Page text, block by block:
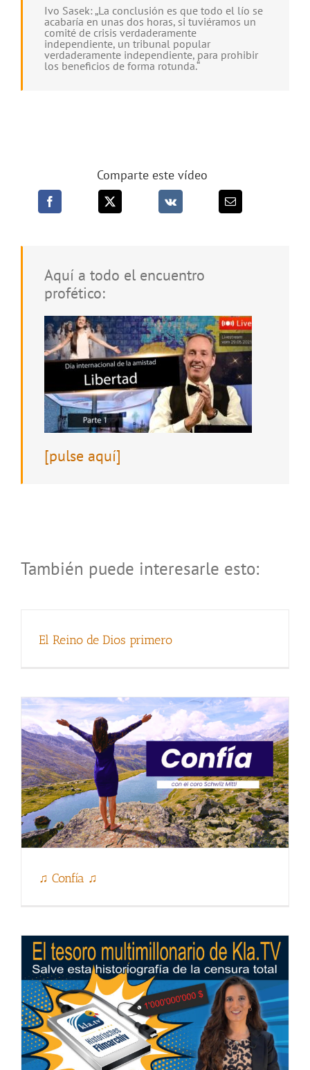
Ivo Sasek: „La conclusión es que todo el lío se
acabaría en unas dos horas, si tuviéramos un
comité de crisis verdaderamente
independiente, un tribunal popular
verdaderamente independiente, para prohibir
los beneficios de forma rotunda.“
Comparte este vídeo
Aquí a todo el encuentro
profético:
[pulse aquí]
También puede interesarle esto:
El Reino de Dios primero
♫ Confía ♫
El tesoro de mil millones de dólares de
Kla.TV: EL regalo para este mundo